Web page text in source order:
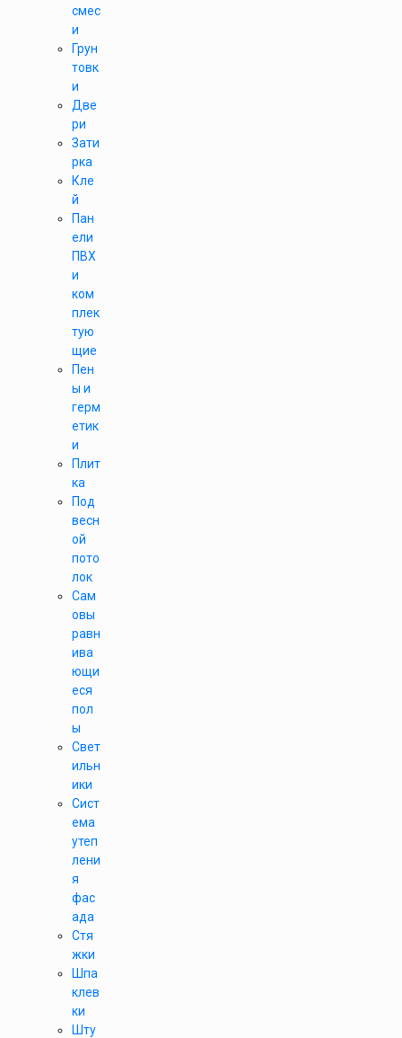
смес
и
Грун
товк
и
Две
ри
Зати
рка
Кле
й
Пан
ели
ПВХ
и
ком
плек
тую
щие
Пен
ы и
герм
етик
и
Плит
ка
Под
весн
ой
пото
лок
Сам
овы
равн
ива
ющи
еся
пол
ы
Свет
ильн
ики
Сист
ема
утеп
лени
я
фас
ада
Стя
жки
Шпа
клев
ки
Шту